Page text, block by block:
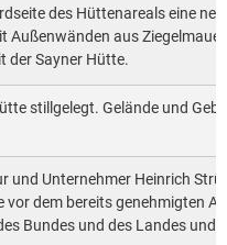
des Hüttenareals eine
Außenwänden aus
der Sayner Hütte.
stillgelegt. Gelände und
und Unternehmer Heinrich
vor dem bereits genehmigten
Bundes und des Landes und